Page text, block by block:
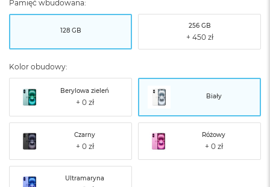
Pamięć wbudowana:
128 GB
256 GB
Kolor obudowy:
Berylowa zieleń
Biały
Czarny Różowy
Ultramaryna